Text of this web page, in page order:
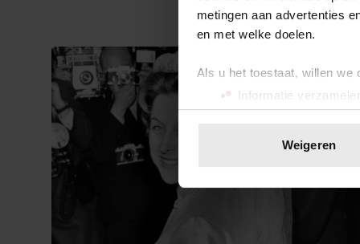
metingen aan advertenties
en met welke doelen.
Als u het toestaat, willen we
Informatie
Uw apparaat
toestemming op elk
We gebruiken cookies om
websiteverkeer te
media, adverteren en
Weigeren